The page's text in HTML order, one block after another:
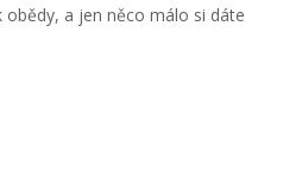
a jen něco málo si dáte